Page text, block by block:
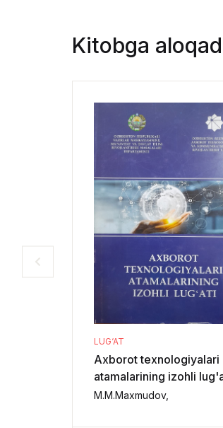
Kitobga
LUG‘AT
Axborot texnologiyalari
atamalarining izohli
M.M.Maxmudov,